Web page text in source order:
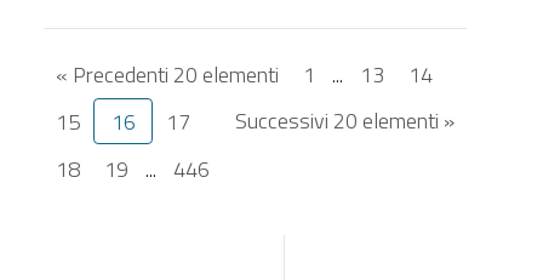
« Precedenti 20 elementi
Successivi 20 elementi »
1 ... 13
14
15
16
17
18
19 ... 446